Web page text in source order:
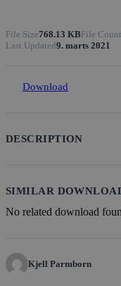
File Size768.13 KBFile Count
Last Updated9. marts 2021
Download
DESCRIPTION
SIMILAR
No related download
Kjell Parmborn